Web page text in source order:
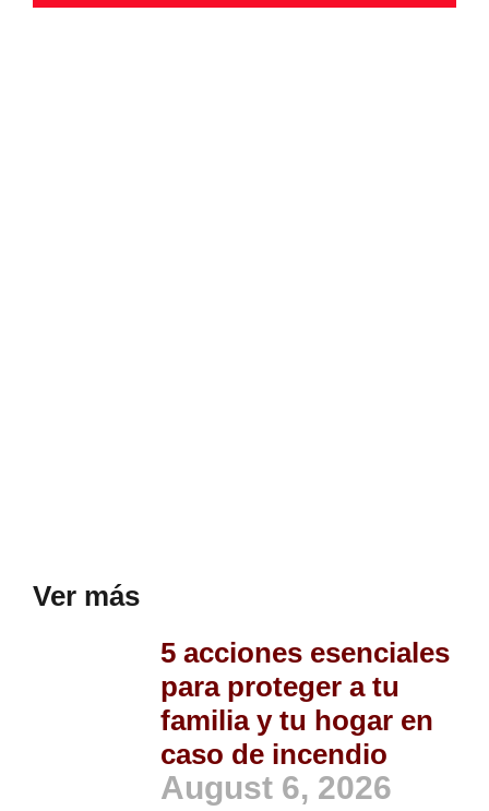
Ver más
5 acciones esenciales
para proteger a tu
familia y tu hogar en
caso de incendio
August 6, 2026